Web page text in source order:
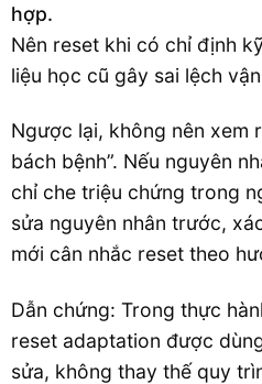
hợp.
Nên reset khi có chỉ định
liệu học cũ gây sai lệch
Ngược lại, không nên xem
bách bệnh”. Nếu nguyên
chỉ che triệu chứng trong
sửa nguyên nhân trước,
mới cân nhắc reset theo
Dẫn chứng: Trong thực
reset adaptation được
sửa, không thay thế quy